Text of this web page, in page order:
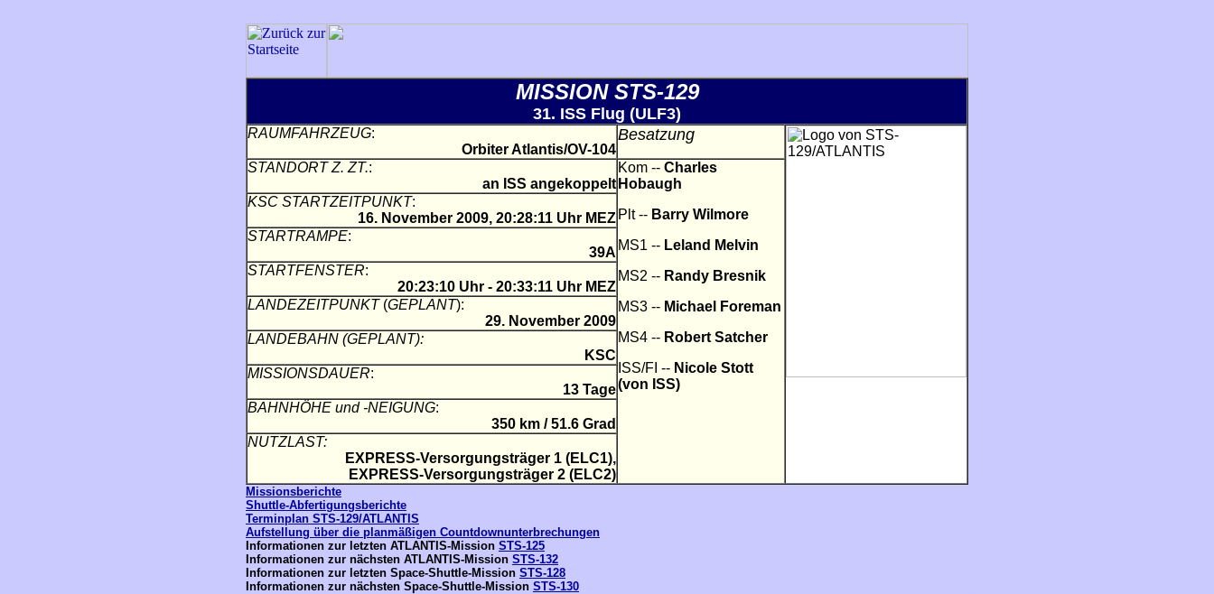
MISSION STS-129
31. ISS Flug (ULF3)
RAUMFAHRZEUG:
Orbiter Atlantis/OV-104
Besatzung
STANDORT Z. ZT.:
an ISS angekoppelt
Kom -- Charles
Hobaugh
Plt -- Barry Wilmore
MS1 -- Leland Melvin
MS2 -- Randy Bresnik
MS3 -- Michael Foreman
MS4 -- Robert Satcher
ISS/FI -- Nicole Stott
(von ISS)
KSC STARTZEITPUNKT:
16. November 2009, 20:28:11 Uhr MEZ
STARTRAMPE:
39A
STARTFENSTER:
20:23:10 Uhr - 20:33:11 Uhr MEZ
LANDEZEITPUNKT (GEPLANT):
29. November 2009
LANDEBAHN (GEPLANT):
KSC
MISSIONSDAUER:
13 Tage
BAHNHÖHE und -NEIGUNG:
350 km / 51.6 Grad
NUTZLAST:
EXPRESS-Versorgungsträger 1 (ELC1),
EXPRESS-Versorgungsträger 2 (ELC2)
Missionsberichte
Shuttle-Abfertigungsberichte
Terminplan STS-129/ATLANTIS
Aufstellung über die planmäßigen Countdownunterbrechungen
Informationen zur letzten ATLANTIS-Mission STS-125
Informationen zur nächsten ATLANTIS-Mission STS-132
Informationen zur letzten Space-Shuttle-Mission STS-128
Informationen zur nächsten Space-Shuttle-Mission STS-130